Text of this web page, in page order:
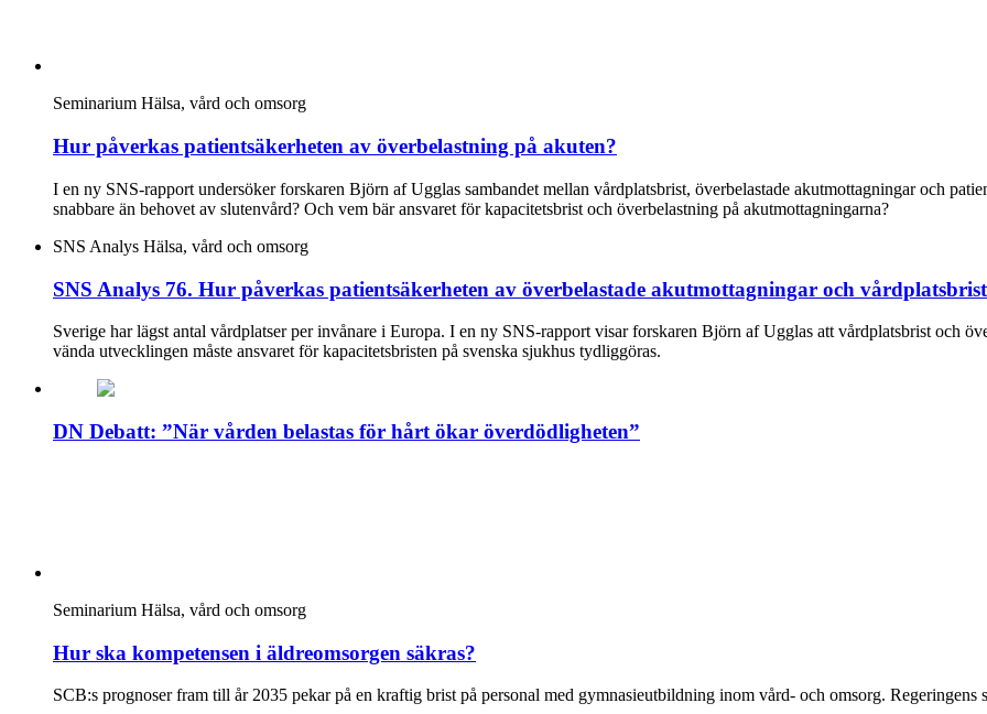
Seminarium Hälsa, vård och omsorg
Hur påverkas patientsäkerheten av överbelastning på akuten?
I en ny SNS-rapport undersöker forskaren Björn af Ugglas sambandet mellan vårdplatsbrist, överbelastade akutmottagningar och
snabbare än behovet av slutenvård? Och vem bär ansvaret för kapacitetsbrist och överbelastning på akutmottagningarna?
SNS Analys Hälsa, vård och omsorg
SNS Analys 76. Hur påverkas patientsäkerheten av överbelastade akutmottagningar och
Sverige har lägst antal vårdplatser per invånare i Europa. I en ny SNS-rapport visar forskaren Björn af Ugglas att vårdplatsbrist och
vända utvecklingen måste ansvaret för kapacitetsbristen på svenska sjukhus tydliggöras.
DN Debatt: ”När vården belastas för hårt ökar överdödligheten”
Seminarium Hälsa, vård och omsorg
Hur ska kompetensen i äldreomsorgen säkras?
SCB:s prognoser fram till år 2035 pekar på en kraftig brist på personal med gymnasieutbildning inom vård- och omsorg. Regeringens